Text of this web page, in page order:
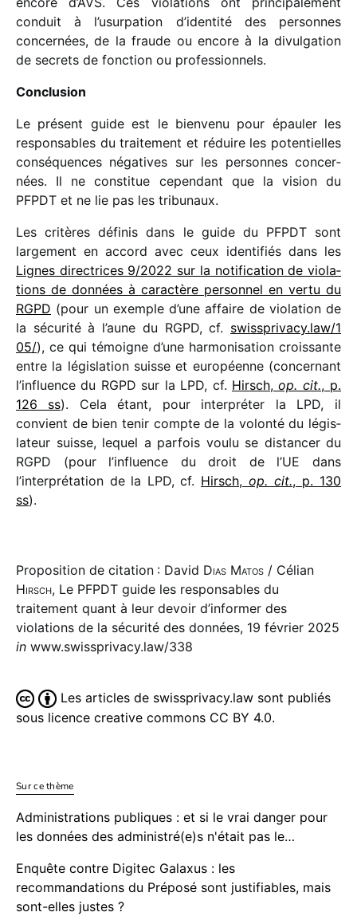
conduit à l’usurpation d’identité des personnes
concer­nées, de la fraude ou encore à la divul­ga­tion
de secrets de fonc­tion ou professionnels.
Conclusion
Le présent guide est le bien­venu pour épau­ler les
respon­sables du trai­te­ment et réduire les poten­tielles
consé­quences néga­tives sur les personnes concer­
nées. Il ne consti­tue cepen­dant que la vision du
PFPDT et ne lie pas les tribunaux.
Les critères défi­nis dans le guide du PFPDT sont
large­ment en accord avec ceux iden­ti­fiés dans les
Lignes direc­trices 9/​2022 sur la noti­fi­ca­tion de viola­
tions de données à carac­tère person­nel en vertu du
RGPD (pour un exemple d’une affaire de viola­tion de
la sécu­rité à l’aune du RGPD, cf. swiss​pri​vacy​.law/​1​
05/), ce qui témoigne d’une harmo­ni­sa­tion crois­sante
entre la légis­la­tion suisse et euro­péenne (concer­nant
l’influence du RGPD sur la LPD, cf. Hirsch, op. cit., p.
126 ss). Cela étant, pour inter­pré­ter la LPD, il
convient de bien tenir compte de la volonté du légis­
la­teur suisse, lequel a parfois voulu se distan­cer du
RGPD (pour l’influence du droit de l’UE dans
l’interprétation de la LPD, cf. Hirsch, op. cit., p. 130
ss).
Proposition de citation : David Dias Matos / Célian
Hirsch, Le PFPDT guide les responsables du
traitement quant à leur devoir d’informer des
violations de la sécurité des données, 19 février 2025
in www.swissprivacy.law/338
Les articles de swissprivacy.law sont publiés
sous licence creative commons CC BY 4.0.
Sur ce thème
Administrations publiques : et si le vrai danger pour
les données des administré(e)s n'était pas le…
Enquête contre Digitec Galaxus : les
recommandations du Préposé sont justifiables, mais
sont-elles justes ?